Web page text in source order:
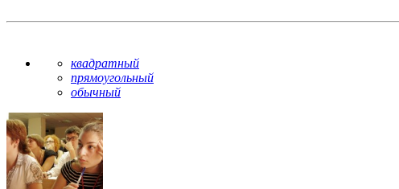
квадратный
прямоугольный
обычный